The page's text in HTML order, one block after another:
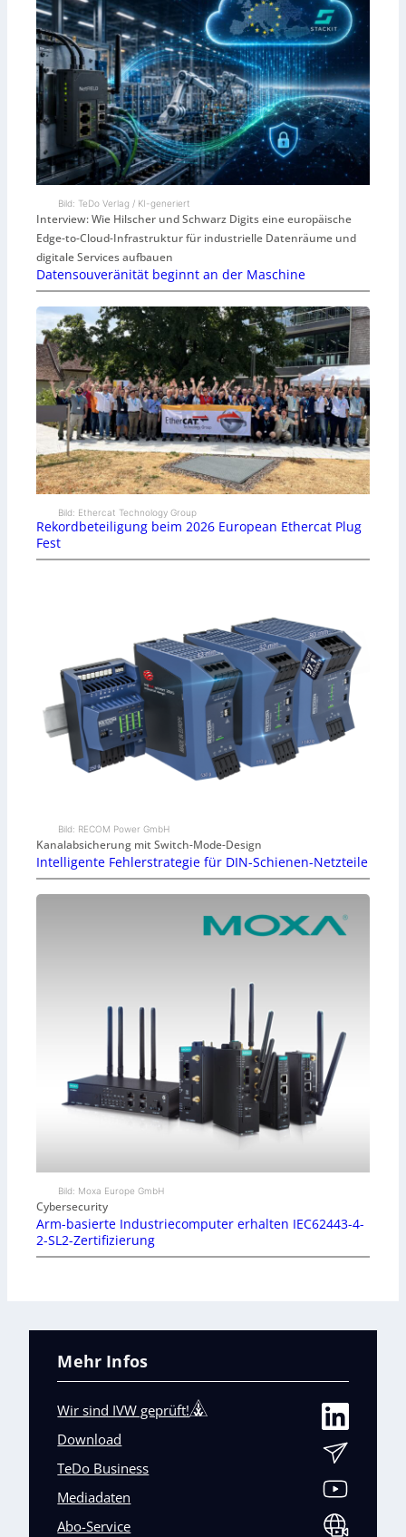
Bild: TeDo Verlag / KI-generiert
Interview: Wie Hilscher und Schwarz Digits eine europäische
Edge-to-Cloud-Infrastruktur für industrielle Datenräume und
digitale Services aufbauen
Datensouveränität beginnt an der Maschine
Bild: Ethercat Technology Group
Rekordbeteiligung beim 2026 European Ethercat Plug
Fest
Bild: RECOM Power GmbH
Kanalabsicherung mit Switch-Mode-Design
Intelligente Fehlerstrategie für DIN-Schienen-Netzteile
Bild: Moxa Europe GmbH
Cybersecurity
Arm-basierte Industriecomputer erhalten IEC62443-4-
2-SL2-Zertifizierung
Mehr Infos
Wir sind IVW geprüft!
Download
TeDo Business
Mediadaten
Abo-Service